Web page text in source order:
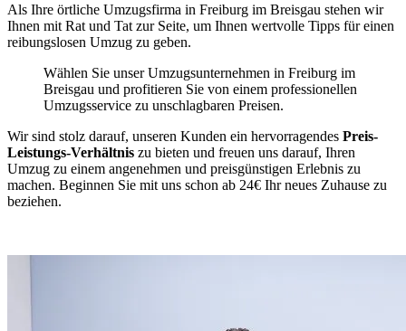
Als Ihre örtliche Umzugsfirma in Freiburg im Breisgau stehen wir
Ihnen mit Rat und Tat zur Seite, um Ihnen wertvolle Tipps für einen
reibungslosen Umzug zu geben.
Wählen Sie unser Umzugsunternehmen in Freiburg im
Breisgau und profitieren Sie von einem professionellen
Umzugsservice zu unschlagbaren Preisen.
Wir sind stolz darauf, unseren Kunden ein hervorragendes Preis-
Leistungs-Verhältnis zu bieten und freuen uns darauf, Ihren
Umzug zu einem angenehmen und preisgünstigen Erlebnis zu
machen. Beginnen Sie mit uns schon ab 24€ Ihr neues Zuhause zu
beziehen.